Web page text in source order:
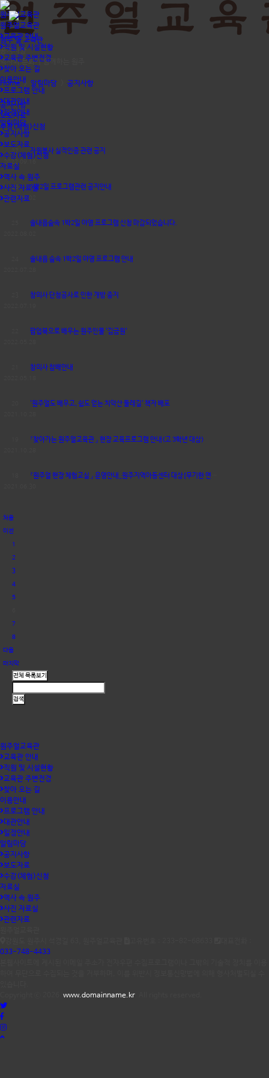
원주얼교육관
원주얼교육관
교육관 안내
직원 및 시설현황
교육관 주변전경
찾아 오는 길
이용안내
프로그램 안내
대관안내
일정안내
알림마당
공지사항
보도자료
수강(체험)신청
자료실
역사 속 원주
사진 자료실
관련자료
원주 얼 교육관
공지사항
역사와 문화가 함께하는 원주
Home> 알림마당 공지사항
공지사항
보도자료
수강(체험)신청
27
자원봉사 실적인증 관련 공지
2022.09.16
26
1박2일 프로그램관련 공지안내
2022.09.02
솔내음숲속 1박2일 야영 프로그램 신청 마감되었습니다.
솔내음 숲속 1박2일 야영 프로그램 안내
창의사 단청공사로 인한 개방 중지
팝업북으로 배우는 원주인물 '김금원'
창의사 참배안내
'원주얼도 배우고, 쉼도 얻는 치악산 둘레길' 책자 배포
『찾아가는 원주얼교육관 』 현장 교육프로그램 안내(고 3학년 대상)
처음
이전
1
2
3
4
5
7
8
다음
마지막
원주얼교육관
교육관 안내
직원 및 시설현황
교육관 주변전경
찾아 오는 길
이용안내
프로그램 안내
대관안내
일정안내
알림마당
공지사항
보도자료
수강(체험)신청
자료실
역사 속 원주
사진 자료실
관련자료
033-748-4433
www.domainname.kr